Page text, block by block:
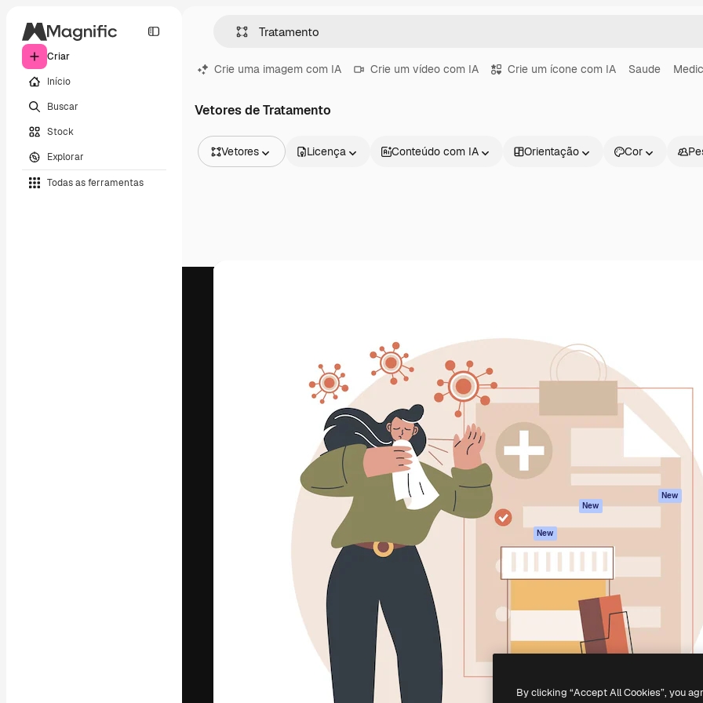
Criar
Início
Buscar
Stock
Explorar
Todas as ferramentas
Crie uma imagem com IA Crie um vídeo com IA Crie um ícone com IA Saude
Vetores de Tratamento
Vetores
Vídeos
Licença Conteúdo com IA Orientação Cor
A plataforma criativa para você direcionar
seu melhor trabalho. Mais de 1 milhão de
assinantes entre criativos, empresas,
agências e estúdios.
Português
Produtos
Spaces
Assistente de IA
Gerador de
imagens
Gerador de vídeos
Texto para voz
Conteúdo de stock
Claude/ChatGPT
New
New
API
App móvel
ferramentas
Academy
Documentação
Atendimento
Termos e
condições
Política de
privacidade
New
Copyright © 2010- 2026 Freepik Company S.L.U. Todos os direitos reservados.
By clicking “Accept All Cookies”, you